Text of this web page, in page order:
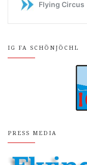
IG FA SCHÖNJÖCHL
PRESS MEDIA